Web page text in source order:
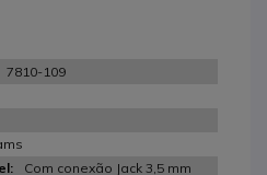
7810-109
Com conexão Jack 3,5 mm